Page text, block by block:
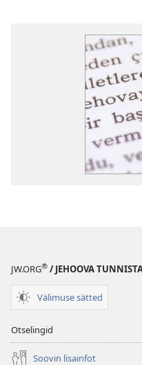
JW.ORG® / JEHOOVA
Välimuse sätted
Otselingid
Soovin lisainfot